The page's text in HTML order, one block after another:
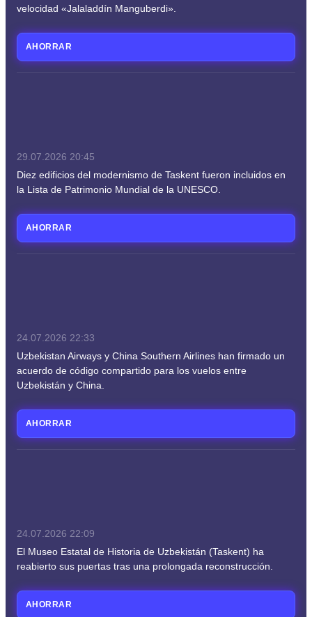
velocidad «Jalaladdín Manguberdi».
AHORRAR
29.07.2026 20:45
Diez edificios del modernismo de Taskent fueron incluidos en
la Lista de Patrimonio Mundial de la UNESCO.
AHORRAR
24.07.2026 22:33
Uzbekistan Airways y China Southern Airlines han firmado un
acuerdo de código compartido para los vuelos entre
Uzbekistán y China.
AHORRAR
24.07.2026 22:09
El Museo Estatal de Historia de Uzbekistán (Taskent) ha
reabierto sus puertas tras una prolongada reconstrucción.
AHORRAR